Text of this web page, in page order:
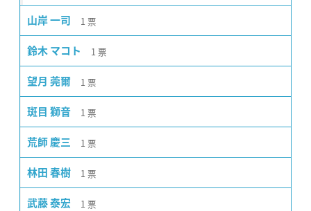
山岸 一司 1 票
鈴木 マコト 1 票
望月 莞爾 1 票
斑目 獅音 1 票
荒師 慶三 1 票
林田 春樹 1 票
武藤 泰宏 1 票